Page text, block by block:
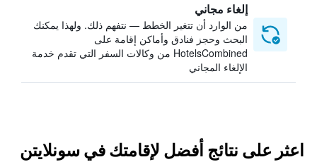
إلغاء مجاني
من الوارد أن تتغير الخطط — نتفهم ذلك. ولهذا يمكنك
البحث وحجز فنادق وأماكن إقامة على
HotelsCombined من وكالات السفر التي تقدم خدمة
الإلغاء المجاني
اعثر على نتائج أفضل لإقامتك في سونلايتن